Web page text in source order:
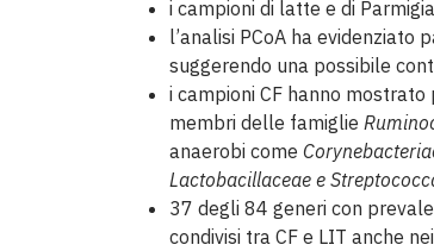
i campioni di latte e di
l’analisi PCoA ha
suggerendo una possibile
i campioni CF hanno
membri delle famiglie
anaerobi come
Lactobacillaceae e
37 degli 84 generi con
condivisi tra CF e LIT anche